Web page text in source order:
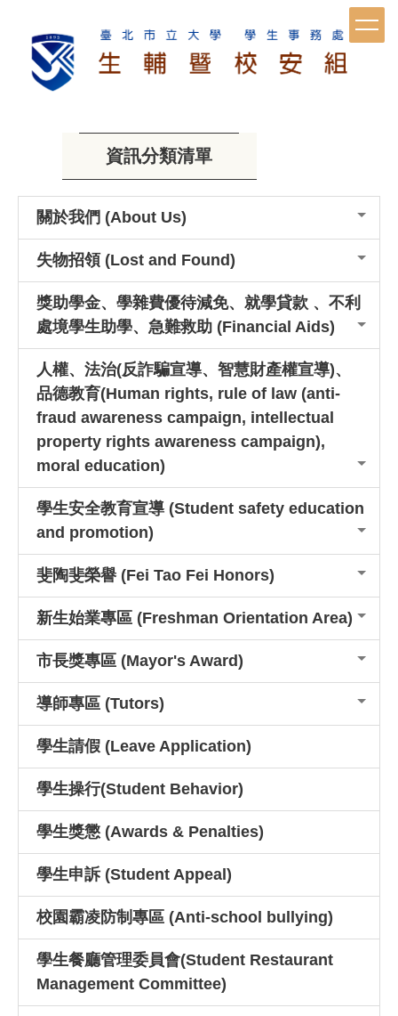
資訊分類清單
關於我們 (About Us)
失物招領 (Lost and Found)
獎助學金、學雜費優待減免、就學貸款 、不利
處境學生助學、急難救助 (Financial Aids)
人權、法治(反詐騙宣導、智慧財產權宣導)、
品德教育(Human rights, rule of law (anti-
fraud awareness campaign, intellectual
property rights awareness campaign),
moral education)
學生安全教育宣導 (Student safety education
and promotion)
斐陶斐榮譽 (Fei Tao Fei Honors)
新生始業專區 (Freshman Orientation Area)
市長獎專區 (Mayor's Award)
導師專區 (Tutors)
學生請假 (Leave Application)
學生操行(Student Behavior)
學生獎懲 (Awards & Penalties)
學生申訴 (Student Appeal)
校園霸凌防制專區 (Anti-school bullying)
學生餐廳管理委員會(Student Restaurant
Management Committee)
2026-08-07【學生事務處防溺安全
宣導】🏊夏日玩水不踩雷！安心玩水
10大守則與救溺5招🛟
2026-08-05【獎學金訊息】（自
送）115年度財團法人得力教育基金
會清寒獎助學金，申請期間115年9
月1日起至 115 年9月 20 日止。
2026-08-05【獎學金訊息】（自
送）115年度第2期東光教育基金會
獎學金，申請期間115年9月1日起至
115年9月30 日。
2026-08-05【生輔暨校安組-公告】
教育部宣導為提升資源回收及減少使
用一次性餐具之執行成效，依相關法
令及政策落實推動校園源頭減量、資
源回收及一次性用品減量措施。
2026-08-03【獎學金訊息】（彙
送）115學年度第1學期 嘉義市中等
以上學校清寒優秀學生獎學金，校內
申請期間自即日起至10月1日止。